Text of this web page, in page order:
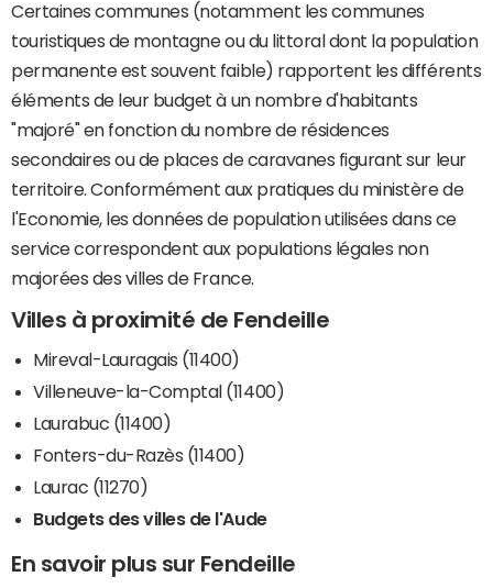
Certaines communes (notamment les communes
touristiques de montagne ou du littoral dont la population
permanente est souvent faible) rapportent les différents
éléments de leur budget à un nombre d'habitants
"majoré" en fonction du nombre de résidences
secondaires ou de places de caravanes figurant sur leur
territoire. Conformément aux pratiques du ministère de
l'Economie, les données de population utilisées dans ce
service correspondent aux populations légales non
majorées des villes de France.
Villes à proximité de Fendeille
Mireval-Lauragais (11400)
Villeneuve-la-Comptal (11400)
Laurabuc (11400)
Fonters-du-Razès (11400)
Laurac (11270)
Budgets des villes de l'Aude
En savoir plus sur Fendeille